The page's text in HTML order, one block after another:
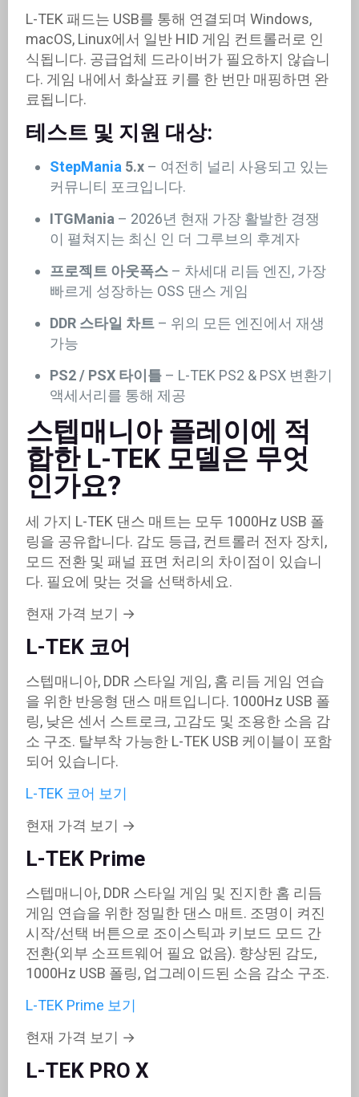
L-TEK 패드는 USB를 통해 연결되며 Windows,
macOS, Linux에서 일반 HID 게임 컨트롤러로 인
식됩니다. 공급업체 드라이버가 필요하지 않습니
다. 게임 내에서 화살표 키를 한 번만 매핑하면 완
료됩니다.
테스트 및 지원 대상:
StepMania 5.x– 여전히 널리 사용되고 있는
커뮤니티 포크입니다.
ITGMania – 2026년 현재 가장 활발한 경쟁
이 펼쳐지는 최신 인 더 그루브의 후계자
프로젝트 아웃폭스– 차세대 리듬 엔진, 가장
빠르게 성장하는 OSS 댄스 게임
DDR 스타일 차트– 위의 모든 엔진에서 재생
가능
PS2 / PSX 타이틀– L-TEK PS2 & PSX 변환기
액세서리를 통해 제공
스텝매니아 플레이에 적
합한 L-TEK 모델은 무엇
인가요?
세 가지 L-TEK 댄스 매트는 모두 1000Hz USB 폴
링을 공유합니다. 감도 등급, 컨트롤러 전자 장치,
모드 전환 및 패널 표면 처리의 차이점이 있습니
다. 필요에 맞는 것을 선택하세요.
현재 가격 보기 →
L-TEK 코어
스텝매니아, DDR 스타일 게임, 홈 리듬 게임 연습
을 위한 반응형 댄스 매트입니다. 1000Hz USB 폴
링, 낮은 센서 스트로크, 고감도 및 조용한 소음 감
소 구조. 탈부착 가능한 L-TEK USB 케이블이 포함
되어 있습니다.
L-TEK 코어 보기
현재 가격 보기 →
L-TEK Prime
스텝매니아, DDR 스타일 게임 및 진지한 홈 리듬
게임 연습을 위한 정밀한 댄스 매트. 조명이 켜진
시작/선택 버튼으로 조이스틱과 키보드 모드 간
전환(외부 소프트웨어 필요 없음). 향상된 감도,
1000Hz USB 폴링, 업그레이드된 소음 감소 구조.
L-TEK Prime 보기
현재 가격 보기 →
L-TEK PRO X